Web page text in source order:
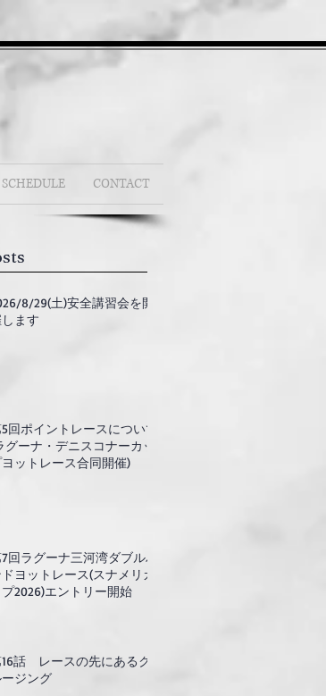
SCHEDULE CONTACT
8/29(土)安全講習会を開
ます
回ポイントレースについて
グーナ・デニスコナーカッ
ヨットレース合同開催)
回ラグーナ三河湾ダブルハ
ドヨットレース(スナメリカ
プ2026)エントリー開始
話 レースの先にあるク
ージング